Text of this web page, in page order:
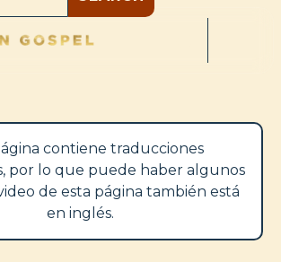
contiene traducciones
por lo que puede haber algunos
de esta página también está
en inglés.